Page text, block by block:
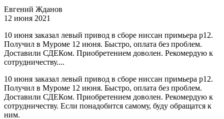
Евгений Жданов
12 июня 2021
10 июня заказал левый привод в сборе ниссан примьера р12.
Получил в Муроме 12 июня. Быстро, оплата без проблем.
Доставили СДЕКом. Приобретением доволен. Рекомердую к
сотрудничеству....
10 июня заказал левый привод в сборе ниссан примьера р12.
Получил в Муроме 12 июня. Быстро, оплата без проблем.
Доставили СДЕКом. Приобретением доволен. Рекомердую к
сотрудничеству. Если понадобится самому, буду обращатся к
ним.